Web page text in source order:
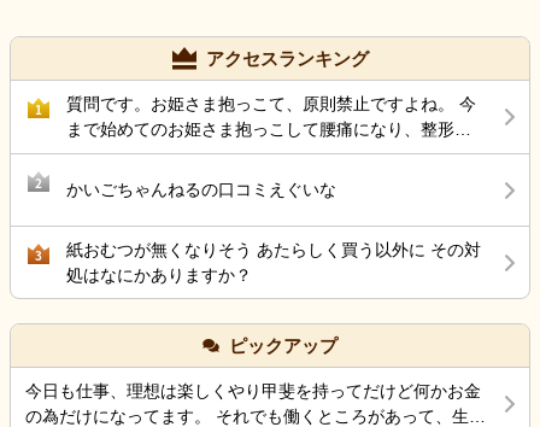
アクセスランキング
1
質問です。お姫さま抱っこて、原則禁止ですよね。 今
まで始めてのお姫さま抱っこして腰痛になり、整形受
診して、薬もらい、リハビリしています。
2 かいごちゃんねるの口コミえぐいな
3
紙おむつが無くなりそう あたらしく買う以外に その対
処はなにかありますか？
ピックアップ
今日も仕事、理想は楽しくやり甲斐を持ってだけど何かお金
の為だけになってます。 それでも働くところがあって、生き